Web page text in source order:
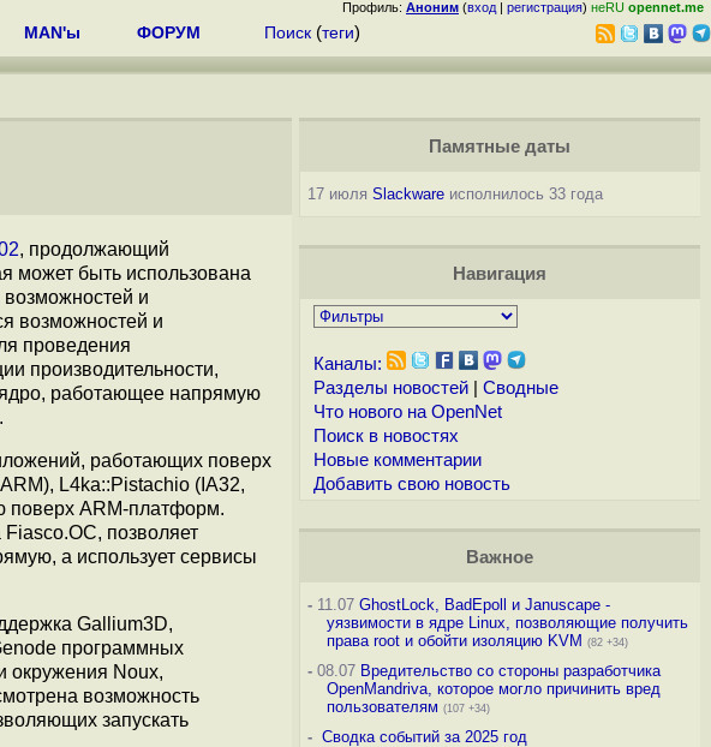
Профиль: Аноним (вход | регистрация) неRU opennet.me
MAN'ы ФОРУМ Поиск (теги)
, продолжающий
может быть использована
и
возможностей и
проведения
производительности,
работающее напрямую
работающих поверх
L4ka::Pistachio (IA32,
поверх ARM-платформ.
позволяет
а использует сервисы
Gallium3D,
программных
окружения Noux,
возможность
запускать
Памятные даты
17 июля Slackwareисполнилось 33 года
Навигация
Каналы:
Разделы новостей| Сводные
Что нового на OpenNet
Поиск в новостях
Новые комментарии
Добавить свою новость
Важное
-11.07 GhostLock, BadEpoll и Januscape -
уязвимости в ядре Linux, позволяющие получить
права root и обойти изоляцию KVM (82 +34)
-08.07 Вредительство со стороны разработчика
OpenMandriva, которое могло причинить вред
пользователям (107 +34)
- Сводка событий за 2025 год